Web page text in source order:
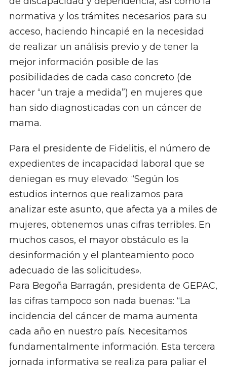
normativa y los trámites necesarios para su
acceso, haciendo hincapié en la necesidad
de realizar un análisis previo y de tener la
mejor información posible de las
posibilidades de cada caso concreto (de
hacer “un traje a medida”) en mujeres que
han sido diagnosticadas con un cáncer de
mama.
Para el presidente de Fidelitis, el número de
expedientes de incapacidad laboral que se
deniegan es muy elevado: “Según los
estudios internos que realizamos para
analizar este asunto, que afecta ya a miles de
mujeres, obtenemos unas cifras terribles. En
muchos casos, el mayor obstáculo es la
desinformación y el planteamiento poco
adecuado de las solicitudes».
Para Begoña Barragán, presidenta de GEPAC,
las cifras tampoco son nada buenas: “La
incidencia del cáncer de mama aumenta
cada año en nuestro país. Necesitamos
fundamentalmente información. Esta tercera
jornada informativa se realiza para paliar el